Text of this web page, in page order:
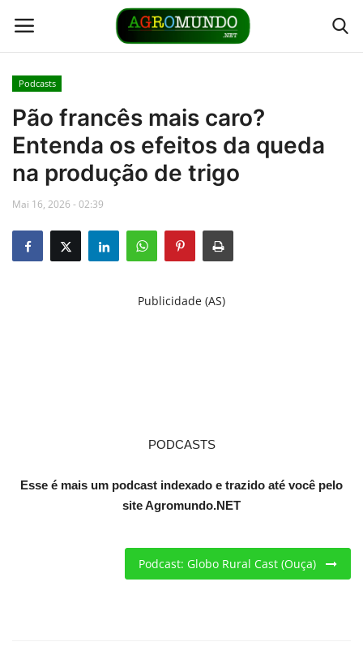
Home
Contato
Direto da Fonte
Clima
Podcasts
Pão francês mais caro?
Entenda os efeitos da queda
na produção de trigo
Mai 16, 2026 - 02:39
Publicidade (AS)
PODCASTS
Esse é mais um podcast indexado e trazido até você pelo
site Agromundo.NET
Podcast: Globo Rural Cast (Ouça)